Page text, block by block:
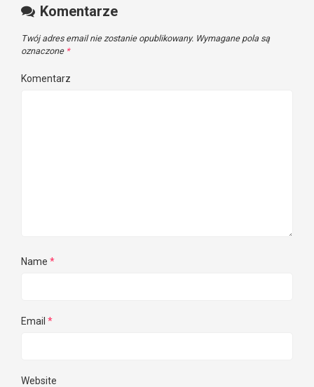
Komentarze
Twój adres email nie zostanie opublikowany. Wymagane pola są
oznaczone *
Komentarz
Name *
Email *
Website